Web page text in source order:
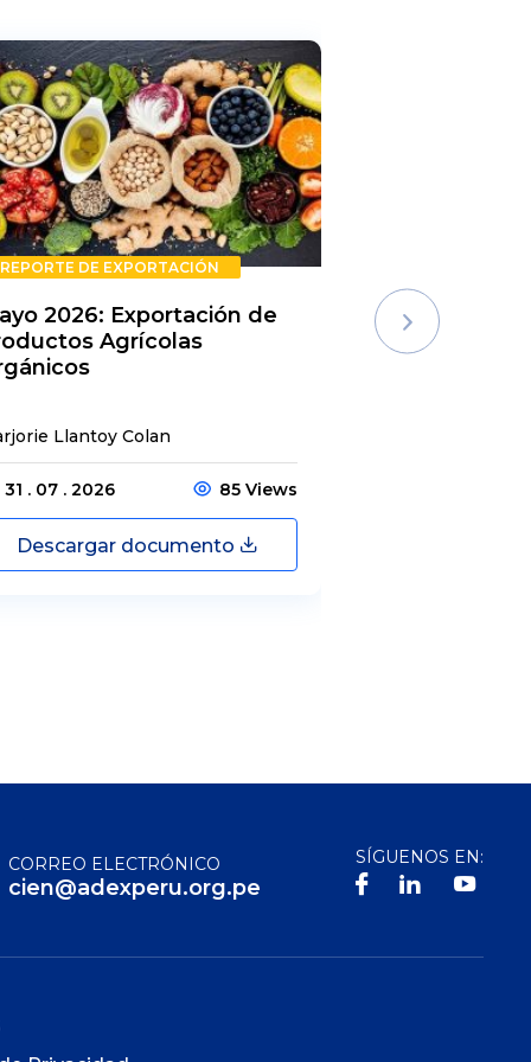
REPORTE DE EXPORTACIÓN
2026: Exportación de
Agrícolas
Llantoy Colan
31 . 07 . 2026 85 Views
Descargar documento
Rechazos
Semestre
CORREO ELECTRÓNICO
cien@adexperu.org.pe
SÍGUENOS EN: